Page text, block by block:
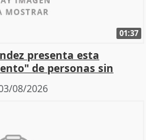
01:37
presenta esta
de personas sin
08/2026